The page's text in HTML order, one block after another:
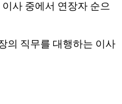
사 중에서 연장자 순으
의 직무를 대행하는 이사